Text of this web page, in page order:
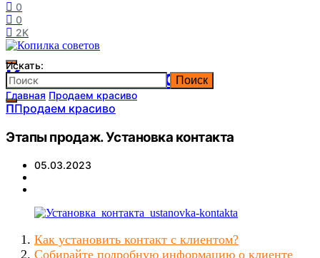
0
0
2K
Копилка советов
Искать:
Поиск
Главная Продаем красиво
ППродаем красиво
Этапы продаж. Установка контакта
05.03.2023
Как установить контакт с клиентом?
Собирайте подробную информацию о клиенте